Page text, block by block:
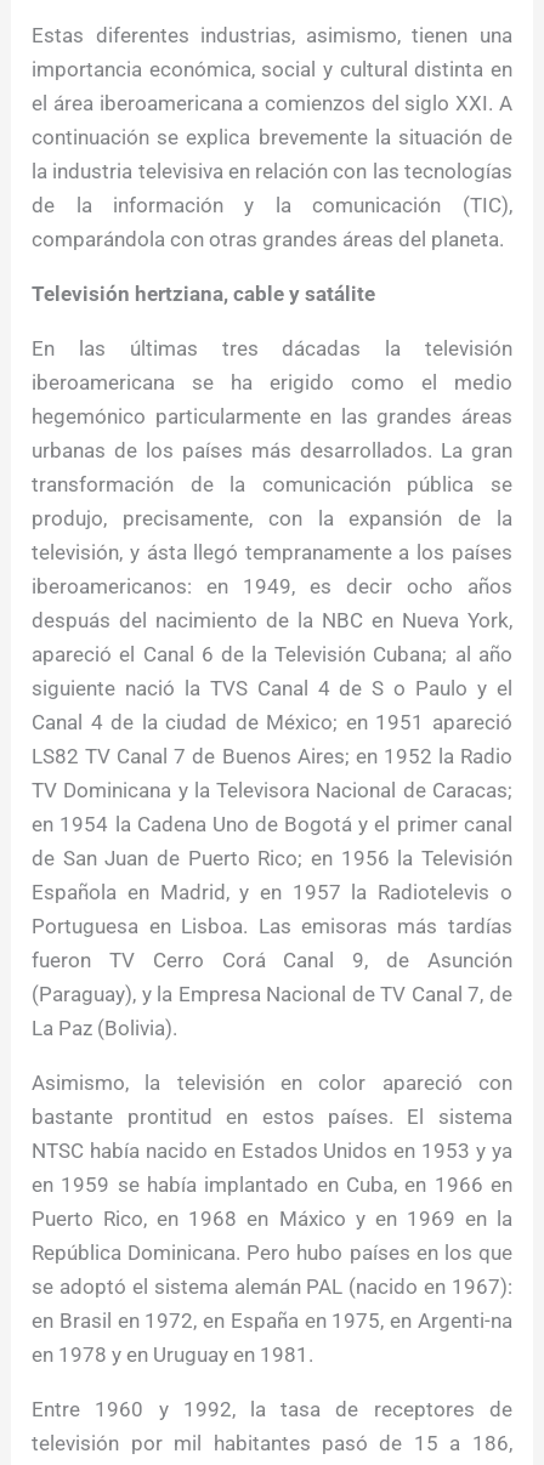
Estas diferentes industrias, asimismo, tienen una
importancia económica, social y cultural distinta en
el área iberoamericana a comienzos del siglo XXI. A
continuación se explica brevemente la situación de
la industria televisiva en relación con las tecnologías
de la información y la comunicación (TIC),
comparándola con otras grandes áreas del planeta.
Televisión hertziana, cable y satálite
En las últimas tres dácadas la televisión
iberoamericana se ha erigido como el medio
hegemónico particularmente en las grandes áreas
urbanas de los países más desarrollados. La gran
transformación de la comunicación pública se
produjo, precisamente, con la expansión de la
televisión, y ásta llegó tempranamente a los países
iberoamericanos: en 1949, es decir ocho años
despuás del nacimiento de la NBC en Nueva York,
apareció el Canal 6 de la Televisión Cubana; al año
siguiente nació la TVS Canal 4 de S o Paulo y el
Canal 4 de la ciudad de México; en 1951 apareció
LS82 TV Canal 7 de Buenos Aires; en 1952 la Radio
TV Dominicana y la Televisora Nacional de Caracas;
en 1954 la Cadena Uno de Bogotá y el primer canal
de San Juan de Puerto Rico; en 1956 la Televisión
Española en Madrid, y en 1957 la Radiotelevis o
Portuguesa en Lisboa. Las emisoras más tardías
fueron TV Cerro Corá Canal 9, de Asunción
(Paraguay), y la Empresa Nacional de TV Canal 7, de
La Paz (Bolivia).
Asimismo, la televisión en color apareció con
bastante prontitud en estos países. El sistema
NTSC había nacido en Estados Unidos en 1953 y ya
en 1959 se había implantado en Cuba, en 1966 en
Puerto Rico, en 1968 en Máxico y en 1969 en la
República Dominicana. Pero hubo países en los que
se adoptó el sistema alemán PAL (nacido en 1967):
en Brasil en 1972, en España en 1975, en Argenti-na
en 1978 y en Uruguay en 1981.
Entre 1960 y 1992, la tasa de receptores de
televisión por mil habitantes pasó de 15 a 186,